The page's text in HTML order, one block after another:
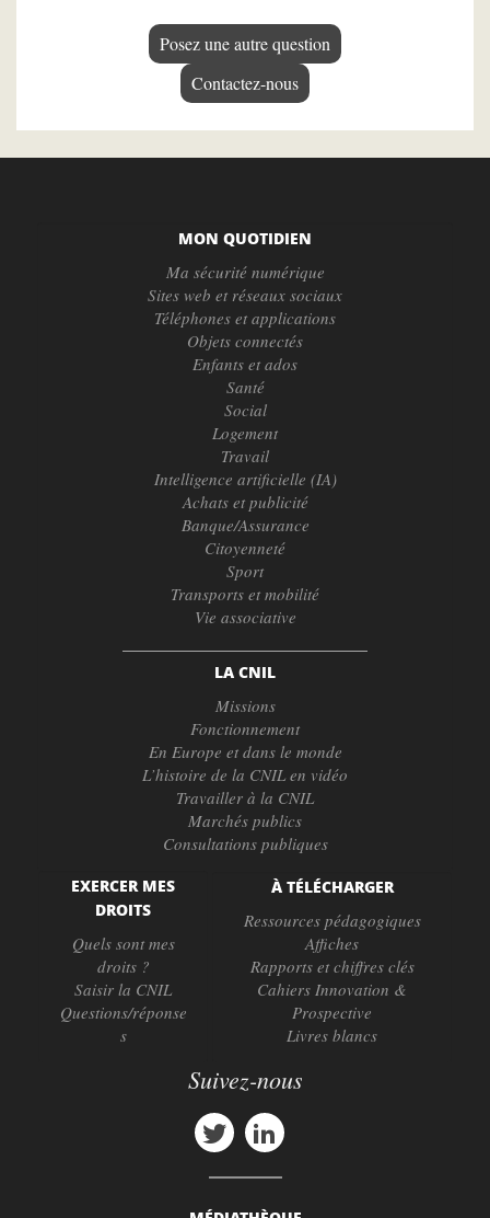
Posez une autre question
Contactez-nous
MON QUOTIDIEN
Ma sécurité numérique
Sites web et réseaux sociaux
Téléphones et applications
Objets connectés
Enfants et ados
Santé
Social
Logement
Travail
Intelligence artificielle (IA)
Achats et publicité
Banque/Assurance
Citoyenneté
Sport
Transports et mobilité
Vie associative
LA CNIL
Missions
Fonctionnement
En Europe et dans le monde
L’histoire de la CNIL en vidéo
Travailler à la CNIL
Marchés publics
Consultations publiques
EXERCER MES
DROITS
Quels sont mes
droits ?
Saisir la CNIL
Questions/réponse
s
À TÉLÉCHARGER
Ressources pédagogiques
Affiches
Rapports et chiffres clés
Cahiers Innovation &
Prospective
Livres blancs
Suivez-nous